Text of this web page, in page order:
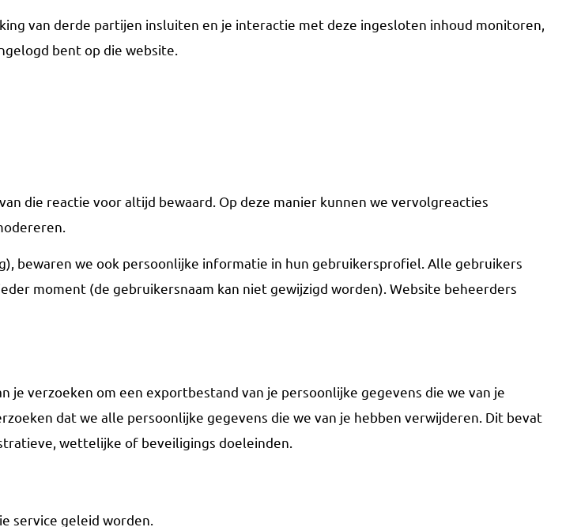
van derde partijen insluiten en je interactie met deze ingesloten inhoud monitoren,
bent op die website.
die reactie voor altijd bewaard. Op deze manier kunnen we vervolgreacties
bewaren we ook persoonlijke informatie in hun gebruikersprofiel. Alle gebruikers
moment (de gebruikersnaam kan niet gewijzigd worden). Website beheerders
verzoeken om een exportbestand van je persoonlijke gegevens die we van je
dat we alle persoonlijke gegevens die we van je hebben verwijderen. Dit bevat
wettelijke of beveiligings doeleinden.
service geleid worden.